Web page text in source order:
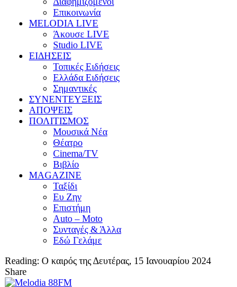
Επικοινωνία
MELODIA LIVE
Άκουσε LIVE
Studio LIVE
ΕΙΔΗΣΕΙΣ
Τοπικές Ειδήσεις
Ελλάδα Ειδήσεις
Σημαντικές
ΣΥΝΕΝΤΕΥΞΕΙΣ
ΑΠΟΨΕΙΣ
ΠΟΛΙΤΙΣΜΟΣ
Μουσικά Νέα
Θέατρο
Cinema/TV
Βιβλίο
MAGAZINE
Ταξίδι
Ευ Ζην
Επιστήμη
Auto – Moto
Συνταγές & Άλλα
Εδώ Γελάμε
Reading: Ο καιρός της Δευτέρας, 15 Ιανουαρίου 2024
Share